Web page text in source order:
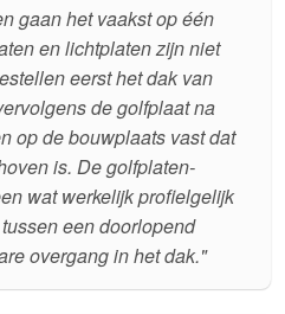
gaan het vaakst op één
en lichtplaten zijn niet
eerst het dak van
de golfplaat na
op de bouwplaats vast dat
is. De golfplaten-
wat werkelijk profielgelijk
een doorlopend
overgang in het dak."